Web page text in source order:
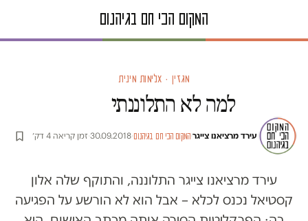
מגזין · אלימות מינית
למה לא התלוננתי
עירד מרציאנו צייגר·המקום הכי חם בגיהנום·
30.09.2018
·זמן קריאה 4 דק׳
עירד מרציאנו צייגר התלוננה, והתוקף שלה אלון
קסטיאל נכנס לכלא – אבל הוא לא הורשע על הפגיעה